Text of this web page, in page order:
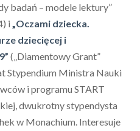
badań – modele lektury”
i „Oczami dziecka.
dziecięcej i
(„Diamentowy Grant”
Stypendium Ministra Nauki
i programu START
dwukrotny stypendysta
w Monachium. Interesuje